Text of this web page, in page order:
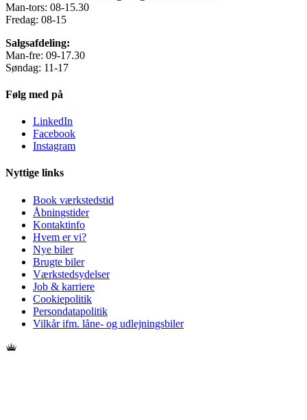
Man-tors: 08-15.30
Fredag: 08-15
Salgsafdeling:
Man-fre: 09-17.30
Søndag: 11-17
Følg med på
LinkedIn
Facebook
Instagram
Nyttige links
Book værkstedstid
Åbningstider
Kontaktinfo
Hvem er vi?
Nye biler
Brugte biler
Værkstedsydelser
Job & karriere
Cookiepolitik
Persondatapolitik
Vilkår ifm. låne- og udlejningsbiler